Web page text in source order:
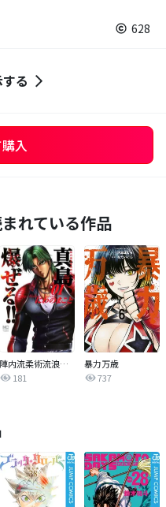
628
る
入
れている作品
陣内流柔術流浪伝 真島、爆ぜる！！
181
暴力万歳
737